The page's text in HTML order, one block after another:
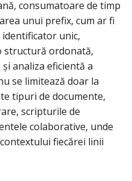
consumatoare de timp
unui prefix, cum ar fi
unic,
structură ordonată,
analiza eficientă a
se limitează doar la
tipuri de documente,
scripturile de
colaborative, unde
fiecărei linii